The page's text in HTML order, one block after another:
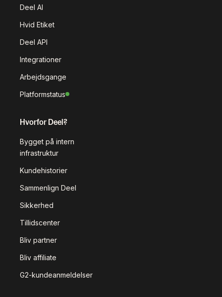
Deel AI
Hvid Etiket
Deel API
Integrationer
Arbejdsgange
Platformstatus
Hvorfor Deel?
Bygget på intern
infrastruktur
Kundehistorier
Sammenlign Deel
Sikkerhed
Tillidscenter
Bliv partner
Bliv affiliate
G2-kundeanmeldelser